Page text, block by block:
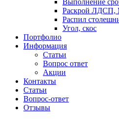
Выполнение
Раскрой
Распил
Угол, скос
Портфолио
Информация
Статьи
Вопрос ответ
Акции
Контакты
Статьи
Вопрос-ответ
Отзывы